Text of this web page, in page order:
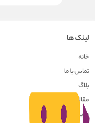
لینک ها
خانه
تماس با ما
بلاگ
مقالات
حریم خصوصی کاربران